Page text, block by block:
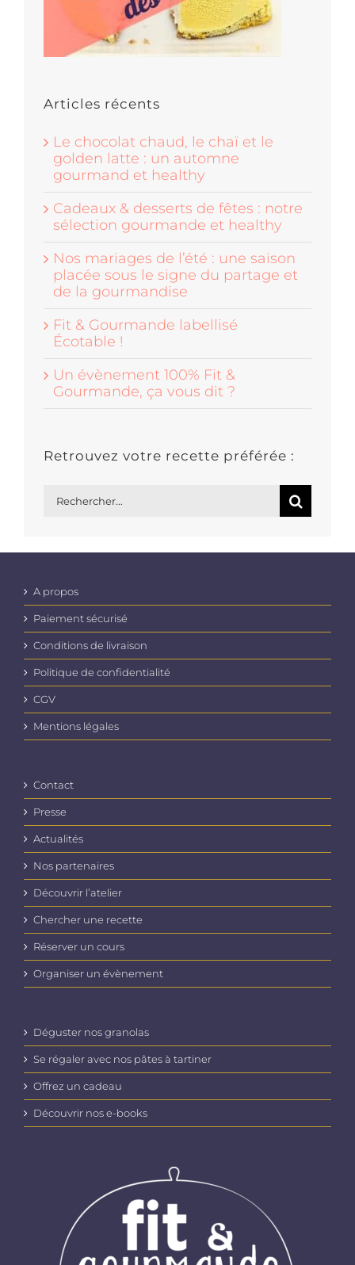
Articles récents
Le chocolat chaud, le chaï et le
golden latte : un automne
gourmand et healthy
Cadeaux & desserts de fêtes : notre
sélection gourmande et healthy
Nos mariages de l’été : une saison
placée sous le signe du partage et
de la gourmandise
Fit & Gourmande labellisé
Écotable !
Un évènement 100% Fit &
Gourmande, ça vous dit ?
Retrouvez votre recette préférée :
A propos
Paiement sécurisé
Conditions de livraison
Politique de confidentialité
CGV
Mentions légales
Contact
Presse
Actualités
Nos partenaires
Découvrir l’atelier
Chercher une recette
Réserver un cours
Organiser un évènement
Déguster nos granolas
Se régaler avec nos pâtes à tartiner
Offrez un cadeau
Découvrir nos e-books